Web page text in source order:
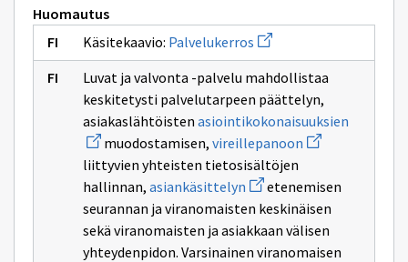
Huomautus
Käsitekaavio: Palvelukerros Avaa
uuden
ikkunan
sivulle
Palvelukerros
Luvat ja valvonta -palvelu mahdollistaa
keskitetysti palvelutarpeen päättelyn,
asiakaslähtöisten asiointikokonaisuuksien
muodostamisen, vireillepanoon Avaa
uuden
sivulle
vireillepanoon
liittyvien yhteisten tietosisältöjen
hallinnan, asiankäsittelyn Avaa
uuden
ikkunan
sivulle
asiankäsittelyn
etenemisen
seurannan ja viranomaisten keskinäisen
sekä viranomaisten ja asiakkaan välisen
yhteydenpidon. Varsinainen viranomaisen